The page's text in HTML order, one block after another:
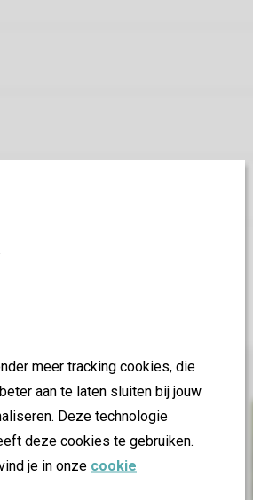
meer tracking cookies, die
aan te laten sluiten bij jouw
Deze technologie
deze cookies te gebruiken.
je in onze cookie